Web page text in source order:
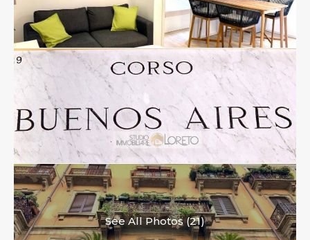
See All Photos (21)